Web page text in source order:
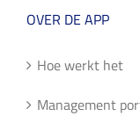
OVER DE APP
Hoe werkt het
Management